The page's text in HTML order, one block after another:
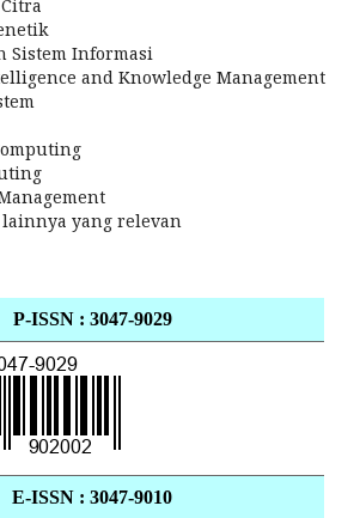
Sistem Informasi
and Knowledge Management
yang relevan
P-ISSN : 3047-9029
E-ISSN : 3047-9010